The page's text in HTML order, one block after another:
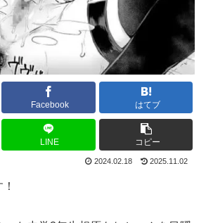
Facebook はてブ
LINE コピー
2024.02.18 2025.11.02